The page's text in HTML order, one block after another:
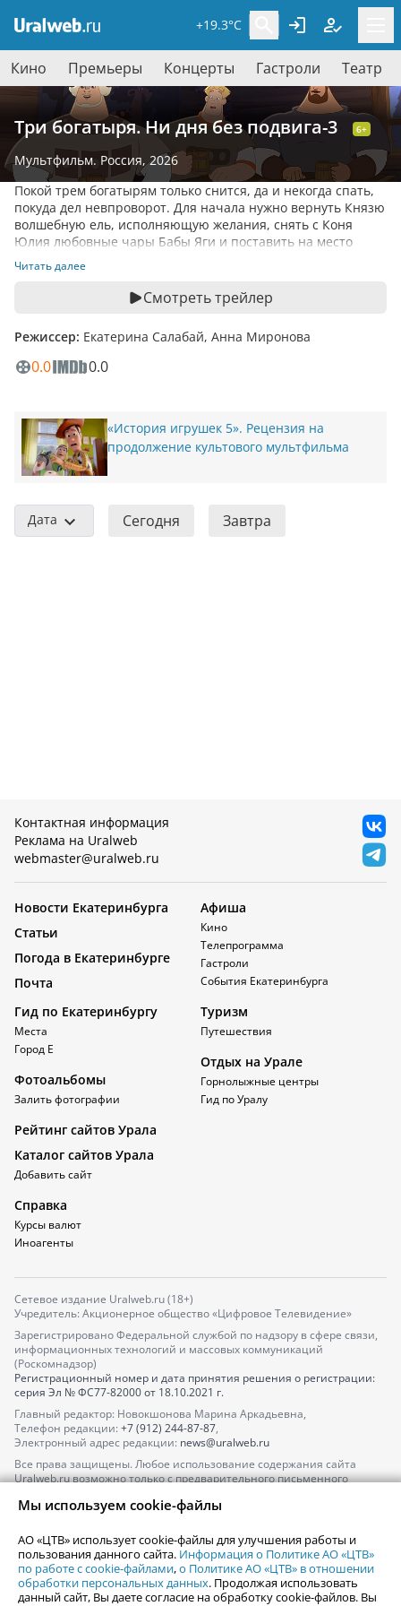
+19.3°C
Кино Премьеры Концерты Гастроли Театр
Три богатыря. Ни дня без подвига-3 6+
Мультфильм. Россия, 2026
Покой трем богатырям только снится, да и некогда спать,
покуда дел невпроворот. Для начала нужно вернуть Князю
волшебную ель, исполняющую желания, снять с Коня
Юлия любовные чары Бабы Яги и поставить на место
одного зазнавшегося пенька, который метит в главные
фавориты Князя. И вот так день и ночь, без отдыха и сна
несут они на своих плечах целый город со всеми его
жителями. Причем в самом прямом смысле! Главное,
Читать далее
Смотреть трейлер
Режиссер: Екатерина Салабай, Анна Миронова
0.0 0.0
«История игрушек 5». Рецензия на
продолжение культового мультфильма
Дата Сегодня Завтра
Контактная информация
Реклама на Uralweb
webmaster@uralweb.ru
Новости Екатеринбурга
Статьи
Погода в Екатеринбурге
Почта
Афиша
Кино
Телепрограмма
Гастроли
События Екатеринбурга
Гид по Екатеринбургу
Места
Город Е
Фотоальбомы
Залить фотографии
Туризм
Путешествия
Отдых на Урале
Горнолыжные центры
Гид по Уралу
Рейтинг сайтов Урала
Каталог сайтов Урала
Добавить сайт
Справка
Курсы валют
Иноагенты
Сетевое издание Uralweb.ru (18+)
Учредитель: Акционерное общество «Цифровое Телевидение»
Зарегистрировано Федеральной службой по надзору в сфере связи,
информационных технологий и массовых коммуникаций
(Роскомнадзор)
Регистрационный номер и дата принятия решения о регистрации:
серия Эл № ФС77-82000от 18.10.2021 г.
Главный редактор: Новокшонова Марина Аркадьевна,
Телефон редакции: +7 (912) 244-87-87,
Электронный адрес редакции: news@uralweb.ru
Все права защищены. Любое использование содержания сайта
Uralweb.ru возможно только с предварительного письменного
По вопросам размещения рекламы обращайтесь по тел.
По вопросам размещения информации в разделе «Афиша»
afisha@uralweb.ru
Пользовательское соглашение на использование сайта
Мы используем cookie-файлы
АО «ЦТВ» использует cookie-файлы для улучшения работы и
пользования данного сайта. Информация о Политике АО «ЦТВ»
по работе с cookie-файлами,о Политике АО «ЦТВ» в отношении
обработки персональных данных. Продолжая использовать
данный сайт, Вы даете согласие на обработку cookie-файлов. Вы